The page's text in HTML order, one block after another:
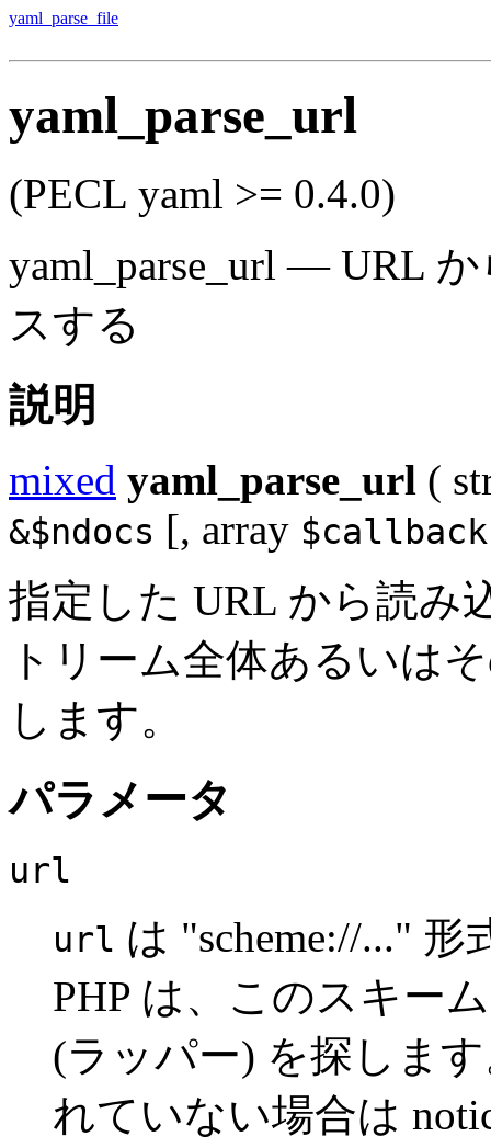
yaml_parse_file
yaml_parse_url
(PECL yaml >= 0.4.0)
yaml_parse_url — URL
スする
説明
mixed yaml_parse_url (
&$ndocs [, array
指定した URL から読み
トリーム全体あるいは
します。
パラメータ
url
url は "scheme://..."
PHP は、このスキー
(ラッパー) を探しま
れていない場合は